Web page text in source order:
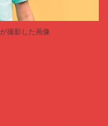
が撮影した画像